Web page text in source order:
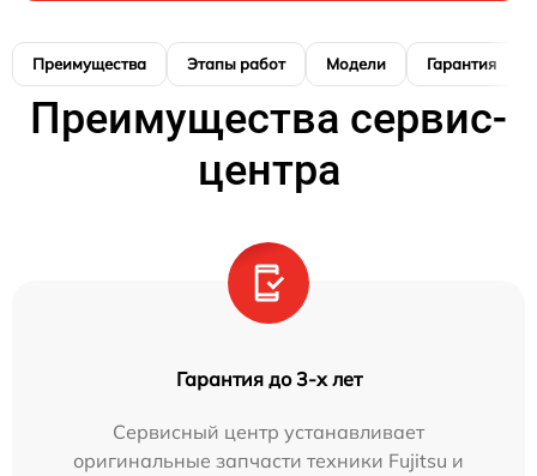
Преимущества Этапы работ Модели Гарантия
Преимущества сервис-
центра
Гарантия до 3-х лет
Сервисный центр устанавливает
оригинальные запчасти техники Fujitsu и